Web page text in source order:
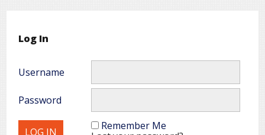
Log In
Username
Password
Remember Me